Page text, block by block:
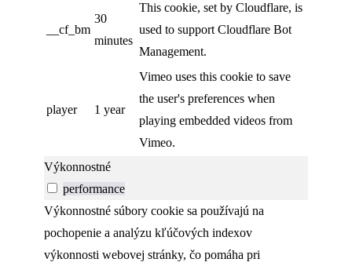
__cf_bm
30
minutes
This cookie, set by Cloudflare, is
used to support Cloudflare Bot
Management.
player 1 year
Vimeo uses this cookie to save
the user's preferences when
playing embedded videos from
Vimeo.
Výkonnostné
performance
Výkonnostné súbory cookie sa používajú na
pochopenie a analýzu kľúčových indexov
výkonnosti webovej stránky, čo pomáha pri